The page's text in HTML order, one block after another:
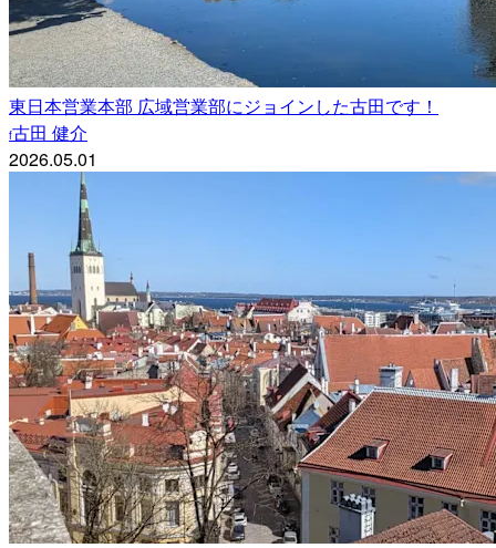
東日本営業本部 広域営業部にジョインした古田です！
f古田 健介
2026.05.01